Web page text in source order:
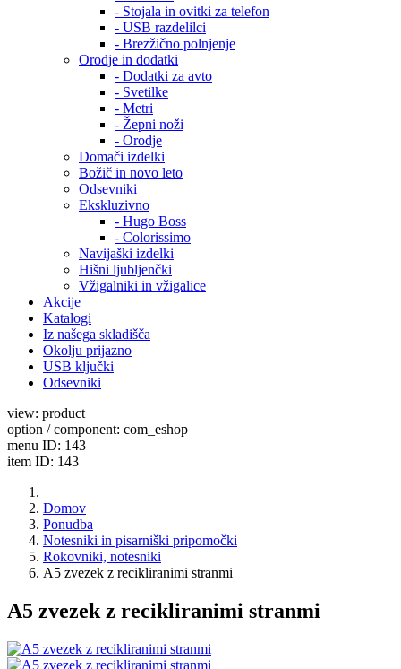
- Stojala in ovitki za telefon
- USB razdelilci
- Brezžično polnjenje
Orodje in dodatki
- Dodatki za avto
- Svetilke
- Metri
- Žepni noži
- Orodje
Domači izdelki
Božič in novo leto
Odsevniki
Ekskluzivno
- Hugo Boss
- Colorissimo
Navijaški izdelki
Hišni ljubljenčki
Vžigalniki in vžigalice
Akcije
Katalogi
Iz našega skladišča
Okolju prijazno
USB ključki
Odsevniki
view: product
option / component: com_eshop
menu ID: 143
item ID: 143
Domov
Ponudba
Notesniki in pisarniški pripomočki
Rokovniki, notesniki
A5 zvezek z recikliranimi stranmi
A5 zvezek z recikliranimi stranmi